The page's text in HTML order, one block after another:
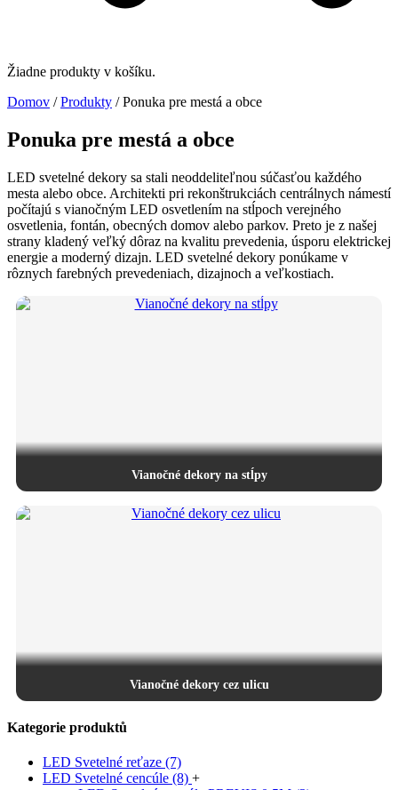
Žiadne produkty v košíku.
Domov /Produkty / Ponuka pre mestá a obce
Ponuka pre mestá a obce
LED svetelné dekory sa stali neoddeliteľnou súčasťou každého
mesta alebo obce. Architekti pri rekonštrukciách centrálnych námestí
počítajú s vianočným LED osvetlením na stĺpoch verejného
osvetlenia, fontán, obecných domov alebo parkov. Preto je z našej
strany kladený veľký dôraz na kvalitu prevedenia, úsporu elektrickej
energie a moderný dizajn. LED svetelné dekory ponúkame v
rôznych farebných prevedeniach, dizajnoch a veľkostiach.
Vianočné dekory na stĺpy
Vianočné dekory cez ulicu
Kategorie produktů
LED Svetelné reťaze (7)
LED Svetelné cencúle (8) +